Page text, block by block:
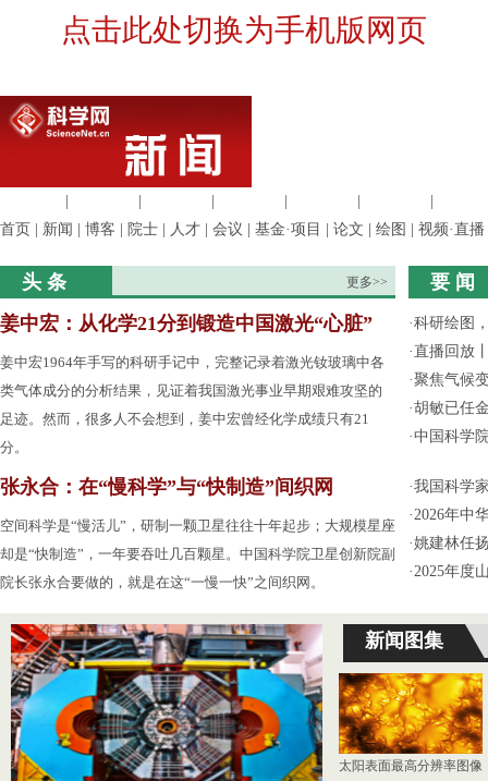
点击此处切换为手机版网页
首页
新闻 博客 院士 人才 会议 基金·项目 论文 绘图 视频·直播
头 条 更多>>
姜中宏：从化学21分到锻造中国激光“心脏”
姜中宏1964年手写的科研手记中，完整记录着激光钕玻璃中各
类气体成分的分析结果，见证着我国激光事业早期艰难攻坚的
足迹。然而，很多人不会想到，姜中宏曾经化学成绩只有21
分。
张永合：在“慢科学”与“快制造”间织网
空间科学是“慢活儿”，研制一颗卫星往往十年起步；大规模星座
却是“快制造”，一年要吞吐几百颗星。中国科学院卫星创新院副
院长张永合要做的，就是在这“一慢一快”之间织网。
要 闻
·科研绘图
·直播回放
·聚焦气候
·胡敏已任
·中国科学
·我国科学
·2026年中
·姚建林任
·2025年度
新闻图集
太阳表面最高分辨率图像